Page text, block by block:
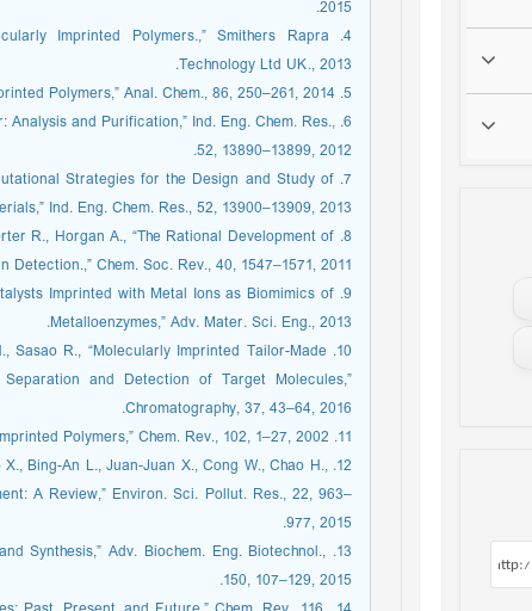
2015.
Imprinted Polymers.,” Smithers Rapra
Technology Ltd UK., 2013.
5. Romana S., “Bioapplications for Molecularly Imprinted Polymers,” Anal. Chem., 86, 250–261, 2014.
Analysis and Purification,” Ind. Eng. Chem. Res.,
52, 13890–13899, 2012.
Strategies for the Design and Study of
Ind. Eng. Chem. Res., 52, 13900–13909, 2013.
R., Horgan A., “The Rational Development of
Chem. Soc. Rev., 40, 1547–1571, 2011.
Imprinted with Metal Ions as Biomimics of
Metalloenzymes,” Adv. Mater. Sci. Eng., 2013.
Sasao R., “Molecularly Imprinted Tailor-Made
and Detection of Target Molecules,”
Chromatography, 37, 43–64, 2016.
11. Gunter W., “Enzyme-like Catalysis by Molecularly Imprinted Polymers,” Chem. Rev., 102, 1–27, 2002.
X., Bing-An L., Juan-Juan X., Cong W., Chao H.,
A Review,” Environ. Sci. Pollut. Res., 22, 963–
977, 2015.
Synthesis,” Adv. Biochem. Eng. Biotechnol.,
150, 107–129, 2015.